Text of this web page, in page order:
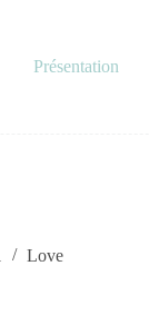
Présentation
Love